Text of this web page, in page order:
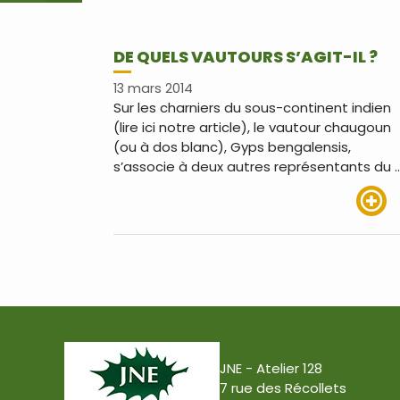
DE QUELS VAUTOURS S’AGIT-IL ?
13 mars 2014
Sur les charniers du sous-continent indien
(lire ici notre article), le vautour chaugoun
(ou à dos blanc), Gyps bengalensis,
s’associe à deux autres représentants du
JNE - Atelier 128
7 rue des Récollets